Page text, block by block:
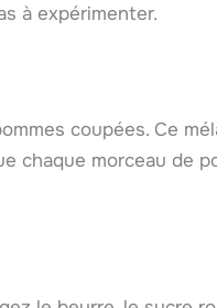
à expérimenter.
coupées. Ce
chaque morceau de